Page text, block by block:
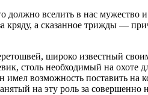
вселить в нас мужество
кряду, а сказанное трижды —
широко известный
столь необходимый на охоте
возможность поставить на
на эту роль за